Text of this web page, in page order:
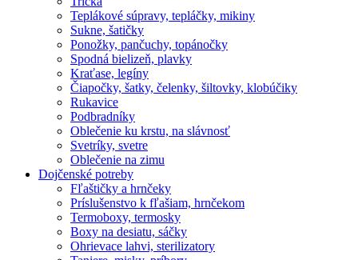
Teplákové súpravy, tepláčky, mikiny
Sukne, šatičky
Ponožky, pančuchy, topánočky
Spodná bielizeň, plavky
Kraťase, legíny
Čiapočky, šatky, čelenky, šiltovky, klobúčiky
Rukavice
Podbradníky
Oblečenie ku krstu, na slávnosť
Svetríky, svetre
Oblečenie na zimu
Dojčenské potreby
Fľaštičky a hrnčeky
Príslušenstvo k fľašiam, hrnčekom
Termoboxy, termosky
Boxy na desiatu, sáčky
Ohrievace lahvi, sterilizatory